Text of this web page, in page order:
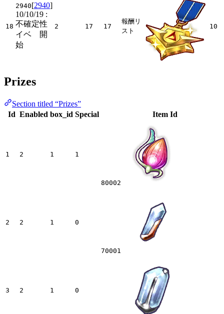
18
2940[2940]
10/10/19 :
不確定性
イベ 開
始
2 17 17
報酬リ
スト
10
Prizes
Section titled “Prizes”
Id Enabled box_id Special Item Id
1 2 1 1
80002
2 2 1 0
70001
3 2 1 0